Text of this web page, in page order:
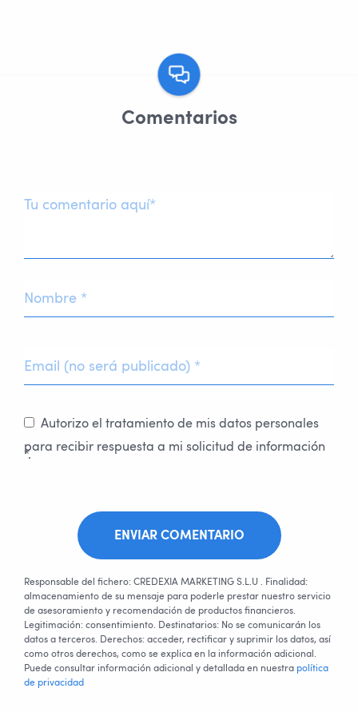
Comentarios
Autorizo el tratamiento de mis datos personales
para recibir respuesta a mi solicitud de información
*.
ENVIAR COMENTARIO
Responsable del fichero: CREDEXIA MARKETING S.L.U . Finalidad:
almacenamiento de su mensaje para poderle prestar nuestro servicio
de asesoramiento y recomendación de productos financieros.
Legitimación: consentimiento. Destinatarios: No se comunicarán los
datos a terceros. Derechos: acceder, rectificar y suprimir los datos, así
como otros derechos, como se explica en la información adicional.
Puede consultar información adicional y detallada en nuestra política
de privacidad